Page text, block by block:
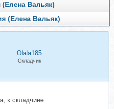
Вальяк)
(Елена Вальяк)
Olala185
Складчик
к складчине